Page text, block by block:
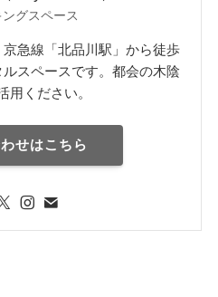
グスペース
京急線「北品川駅」から徒歩
スペースです。都会の木陰
用ください。
せはこちら